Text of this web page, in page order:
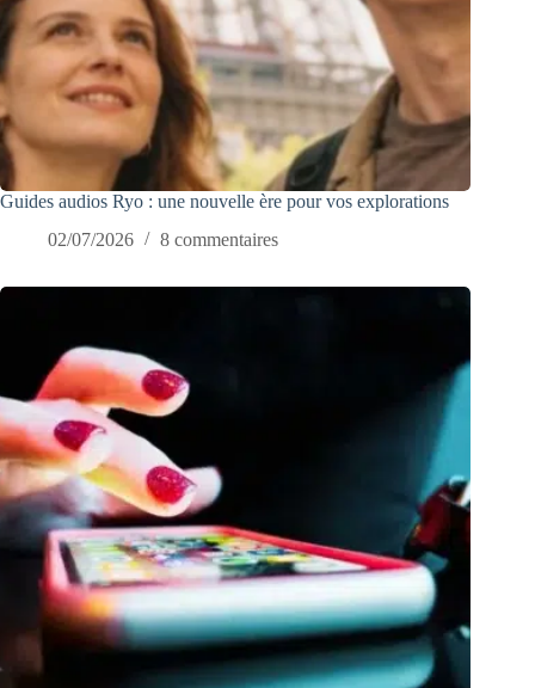
Guides audios Ryo : une nouvelle ère pour vos explorations
02/07/2026
8 commentaires